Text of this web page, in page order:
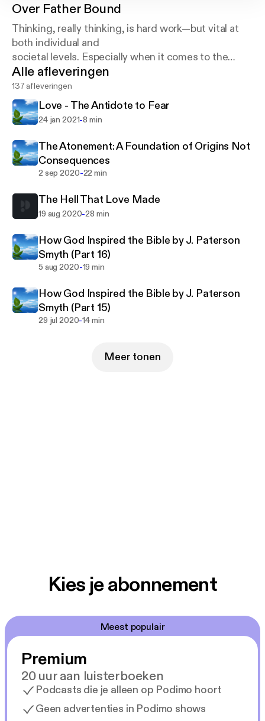
Over Father Bound
Thinking, really thinking, is hard work—but vital at
both individual and
societal levels. Especially when it comes to the
supposition of a God who
created the universe and everything in it!
Alle afleveringen
137 afleveringen
Love - The Antidote to Fear
24 jan 2021-8 min
The Atonement: A Foundation of Origins Not
Consequences
2 sep 2020-22 min
The Hell That Love Made
19 aug 2020-28 min
How God Inspired the Bible by J. Paterson
Smyth (Part 16)
5 aug 2020-19 min
How God Inspired the Bible by J. Paterson
Smyth (Part 15)
29 jul 2020-14 min
Meer tonen
Kies je abonnement
Meest populair
Premium
20 uur aan luisterboeken
Podcasts die je alleen op Podimo hoort
Geen advertenties in Podimo shows